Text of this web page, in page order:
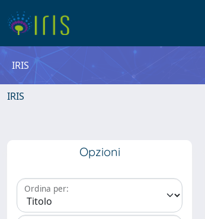
IRIS
IRIS
Opzioni
Ordina per: